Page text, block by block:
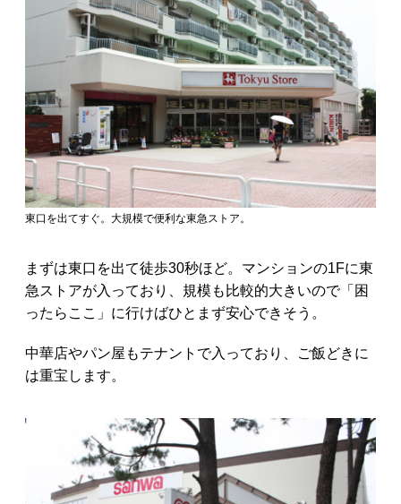
東口を出てすぐ。大規模で便利な東急ストア。
まずは東口を出て徒歩30秒ほど。マンションの1Fに東
急ストアが入っており、規模も比較的大きいので「困
ったらここ」に行けばひとまず安心できそう。
中華店やパン屋もテナントで入っており、ご飯どきに
は重宝します。